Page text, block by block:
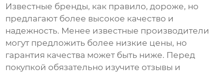
Известные бренды, как правило, дороже, но
предлагают более высокое качество и
надежность. Менее известные производители
могут предложить более низкие цены, но
гарантия качества может быть ниже. Перед
покупкой обязательно изучите отзывы и